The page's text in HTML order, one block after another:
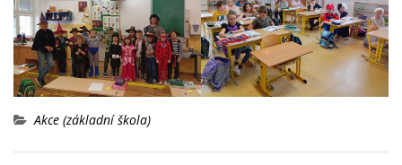
Akce (základní škola)